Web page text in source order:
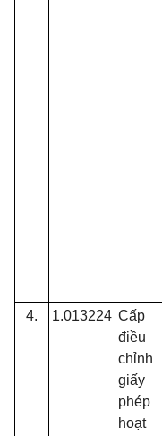
4.
1.013224 Cấp
điều
chỉnh
giấy
phép
hoạt